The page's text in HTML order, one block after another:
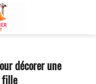
décorer une
fille